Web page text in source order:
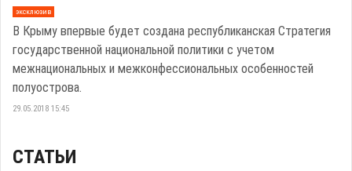
эксклюзив
В Крыму впервые будет создана республиканская Стратегия
государственной национальной политики с учетом
межнациональных и межконфессиональных особенностей
полуострова.
29.05.2018 15:45
СТАТЬИ